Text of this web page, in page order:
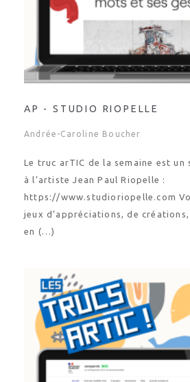
AP - STUDIO RIOPELLE
Andrée-Caroline Boucher
Le truc arTIC de la semaine est
à l’artiste Jean Paul Riopelle :
https://www.studioriopelle.com
jeux d’appréciations, de
en (…)